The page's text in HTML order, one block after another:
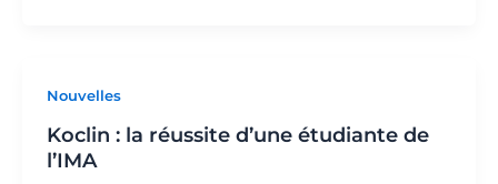
Nouvelles
Koclin : la réussite d’une étudiante de
l’IMA